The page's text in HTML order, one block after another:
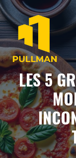
Aller
au
contenu
LES 5